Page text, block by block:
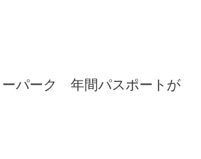
ーパーク 年間パスポートが